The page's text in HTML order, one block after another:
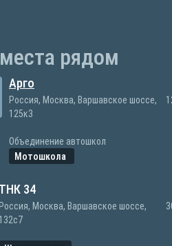
рядом
Арго
Россия, Москва, Варшавское шоссе,
125к3
Объединение автошкол
Мотошкола
ТНК 34
Россия, Москва, Варшавское шоссе,
132с7